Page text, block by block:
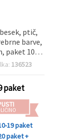
ptič,
barve,
paket 10
za
projekte
136523
paket
19 paket
paket +